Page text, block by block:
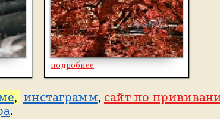
подробнее
, инстаграмм, сайт по
.